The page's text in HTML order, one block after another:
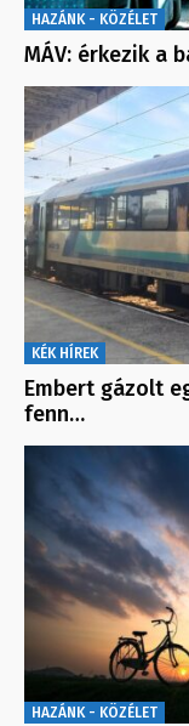
HAZÁNK - KÖZÉLET
MÁV: érkezik a
KÉK HÍREK
Embert gázolt
fenn…
HAZÁNK - KÖZÉLET